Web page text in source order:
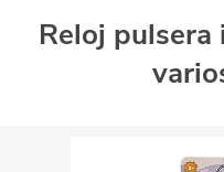
Reloj